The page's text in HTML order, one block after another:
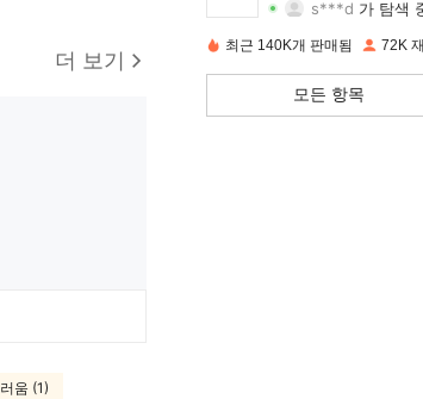
더 보기
움 (1)
4.90 등급 2K 아이
4.90 2K
최근 140K개 판매됨 72K
모든 항목